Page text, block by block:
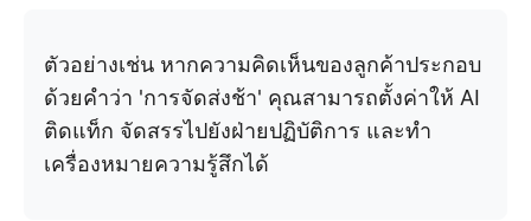
ตัวอย่างเช่น หากความคิดเห็นของลูกค้าประกอบ
ด้วยคำว่า 'การจัดส่งช้า' คุณสามารถตั้งค่าให้ AI
ติดแท็ก จัดสรรไปยังฝ่ายปฏิบัติการ และทำ
เครื่องหมายความรู้สึกได้